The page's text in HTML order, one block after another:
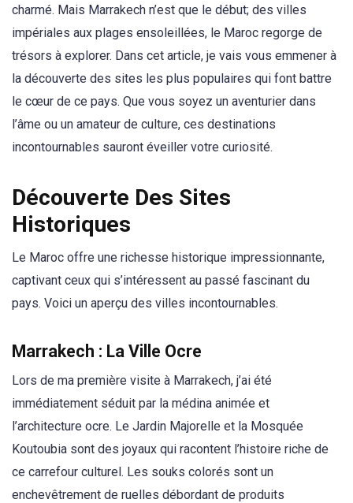
charmé. Mais Marrakech n’est que le début; des villes
impériales aux plages ensoleillées, le Maroc regorge de
trésors à explorer. Dans cet article, je vais vous emmener à
la découverte des sites les plus populaires qui font battre
le cœur de ce pays. Que vous soyez un aventurier dans
l’âme ou un amateur de culture, ces destinations
incontournables sauront éveiller votre curiosité.
Découverte Des Sites
Historiques
Le Maroc offre une richesse historique impressionnante,
captivant ceux qui s’intéressent au passé fascinant du
pays. Voici un aperçu des villes incontournables.
Marrakech : La Ville Ocre
Lors de ma première visite à Marrakech, j’ai été
immédiatement séduit par la médina animée et
l’architecture ocre. Le Jardin Majorelle et la Mosquée
Koutoubia sont des joyaux qui racontent l’histoire riche de
ce carrefour culturel. Les souks colorés sont un
enchevêtrement de ruelles débordant de produits